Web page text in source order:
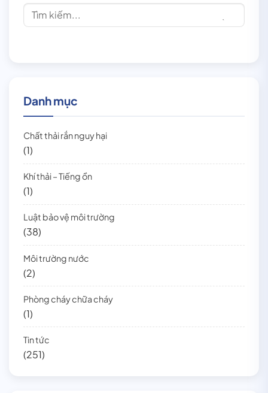
Danh mục
Chất thải rắn nguy hại
(1)
Khí thải – Tiếng ồn
(1)
Luật bảo vệ môi trường
(38)
Môi trường nước
(2)
Phòng cháy chữa cháy
(1)
Tin tức
(251)